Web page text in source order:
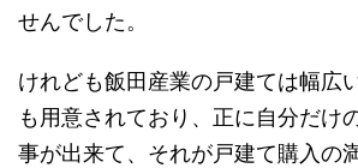
せんでした。
けれども飯田産業の戸建ては幅広
も用意されており、正に自分だけ
事が出来て、それが戸建て購入の